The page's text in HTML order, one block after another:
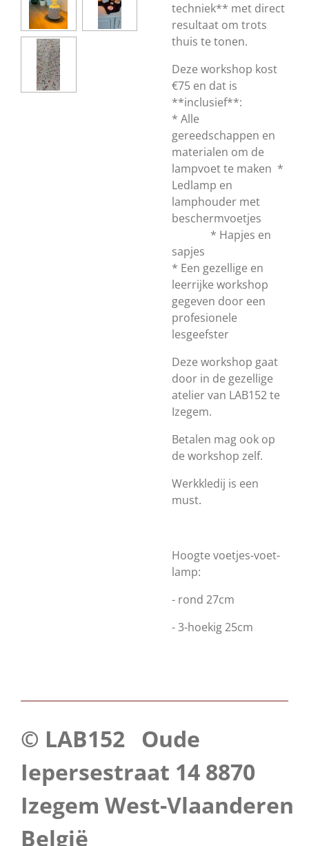
techniek** met direct
resultaat om trots
thuis te tonen.
Deze workshop kost
€75 en dat is
**inclusief**:
* Alle
gereedschappen en
materialen om de
lampvoet te maken *
Ledlamp en
lamphouder met
beschermvoetjes
* Hapjes en
sapjes
* Een gezellige en
leerrijke workshop
gegeven door een
profesionele
lesgeefster
Deze workshop gaat
door in de gezellige
atelier van LAB152 te
Izegem.
Betalen mag ook op
de workshop zelf.
Werkkledij is een
must.
Hoogte voetjes-voet-
lamp:
- rond 27cm
- 3-hoekig 25cm
© LAB152 Oude
Iepersestraat 14 8870
Izegem West-Vlaanderen
België